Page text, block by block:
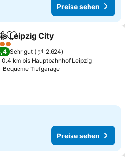
Preise sehen
Zu Favoriten hinzufügen
Leipzig City
Sehr gut
2.624
0.4 km bis Hauptbahnhof Leipzig
Bequeme TiefgaragePreise sehen
Preise sehen